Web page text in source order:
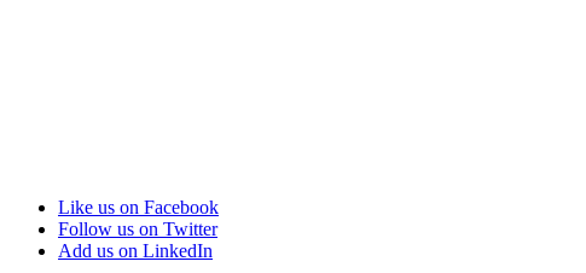
Like us on Facebook
Follow us on Twitter
Add us on LinkedIn